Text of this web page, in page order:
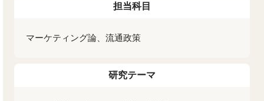
担当科目
マーケティング論、流通政策
研究テーマ